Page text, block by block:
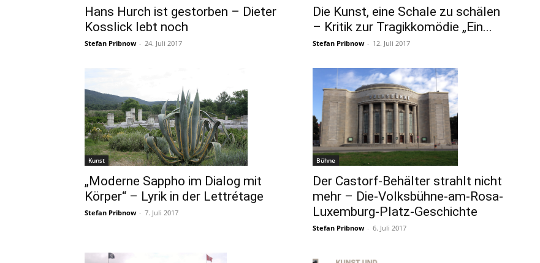
Hans Hurch ist gestorben – Dieter
Kosslick lebt noch
Stefan Pribnow - 24. Juli 2017
Die Kunst, eine Schale zu schälen
– Kritik zur Tragikkomödie „Ein...
Stefan Pribnow - 12. Juli 2017
Kunst
„Moderne Sappho im Dialog mit
Körper“ – Lyrik in der Lettrétage
Stefan Pribnow - 7. Juli 2017
Bühne
Der Castorf-Behälter strahlt nicht
mehr – Die-Volksbühne-am-Rosa-
Luxemburg-Platz-Geschichte
Stefan Pribnow - 6. Juli 2017